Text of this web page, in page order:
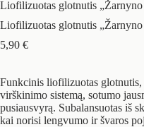
Liofilizuotas glotnutis „Žarnyno
Liofilizuotas glotnutis „Žarnyno
5,90 €
Funkcinis liofilizuotas
virškinimo sistemą, sotumo
pusiausvyrą. Subalansuotas iš
kai norisi lengvumo ir švaros